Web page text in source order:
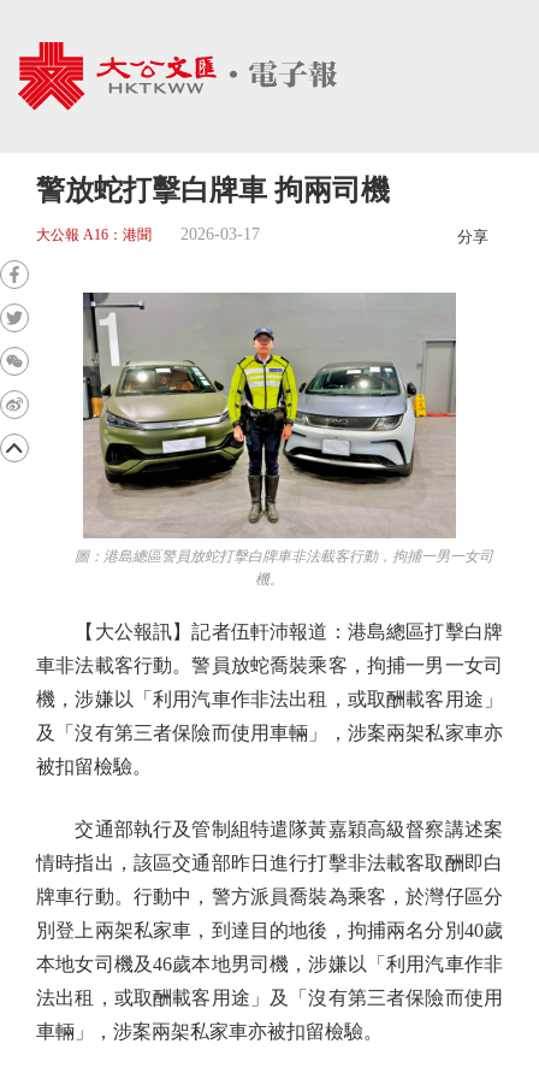
警放蛇打擊白牌車 拘兩司機
大公報 A16：港聞 2026-03-17 分享
圖：港島總區警員放蛇打擊白牌車非法載客行動，拘捕一男一女司
機。
【大公報訊】記者伍軒沛報道：港島總區打擊白牌
車非法載客行動。警員放蛇喬裝乘客，拘捕一男一女司
機，涉嫌以「利用汽車作非法出租，或取酬載客用途」
及「沒有第三者保險而使用車輛」，涉案兩架私家車亦
被扣留檢驗。
交通部執行及管制組特遣隊黃嘉穎高級督察講述案
情時指出，該區交通部昨日進行打擊非法載客取酬即白
牌車行動。行動中，警方派員喬裝為乘客，於灣仔區分
別登上兩架私家車，到達目的地後，拘捕兩名分別40歲
本地女司機及46歲本地男司機，涉嫌以「利用汽車作非
法出租，或取酬載客用途」及「沒有第三者保險而使用
車輛」，涉案兩架私家車亦被扣留檢驗。